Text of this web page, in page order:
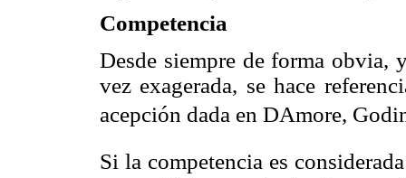
Competencia
Desde siempre de forma obvia,
vez exagerada, se hace
acepción dada en DAmore,
Si la competencia es